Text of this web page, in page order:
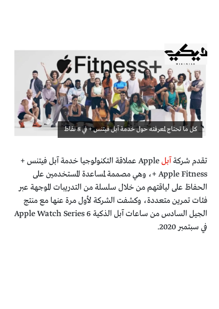
كل ما تحتاج لمعرفته حول خدمة آبل فيتنس + في 8 نقاط
تقدم شركة آبل
Apple عملاقة التكنولوجيا خدمة آبل فيتنس +
Apple Fitness +، وهي مصممة لمساعدة المستخدمين على
الحفاظ على لياقتهم من خلال سلسلة من التدريبات الموجهة عبر
فئات تمرين متعددة، وكشفت الشركة لأول مرة عنها مع منتج
الجيل السادس من ساعات آبل الذكية Apple Watch Series 6
في سبتمبر 2020.